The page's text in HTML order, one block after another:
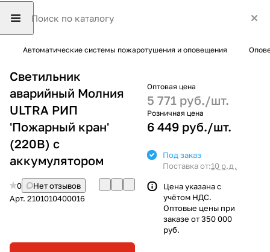
Автоматические системы пожаротушения и оповещения
Светильник
аварийный Молния
ULTRA РИП
'Пожарный кран'
(220В) с
аккумулятором
0
Нет отзывов
Арт. 2101010400016
Оптовая цена
5 771 руб./шт.
Розничная цена
6 449 руб./шт.
Под заказ
Поставка от:10 р.д.
Цена указана с
учётом НДС.
Оптовые цены при
заказе от 350 000
руб.